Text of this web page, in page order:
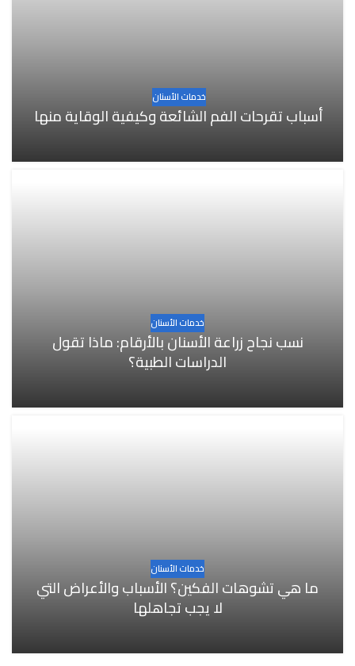
خدمات الأسنان
أسباب تقرحات الفم الشائعة وكيفية الوقاية منها
خدمات الأسنان
نسب نجاح زراعة الأسنان بالأرقام: ماذا تقول
الدراسات الطبية؟
خدمات الأسنان
ما هي تشوهات الفكين؟ الأسباب والأعراض التي
لا يجب تجاهلها